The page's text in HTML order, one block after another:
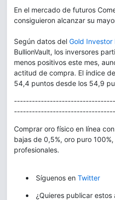
En el mercado de futuros
consiguieron alcanzar su
Según datos del Gold Investor
BullionVault, los inversores
menos positivos este mes,
actitud de compra. El índice
54,4 puntos desde los 54,9
Comprar oro físico en línea con
bajas de 0,5%, oro puro
profesionales.
Síguenos en Twitter
¿Quieres publicar